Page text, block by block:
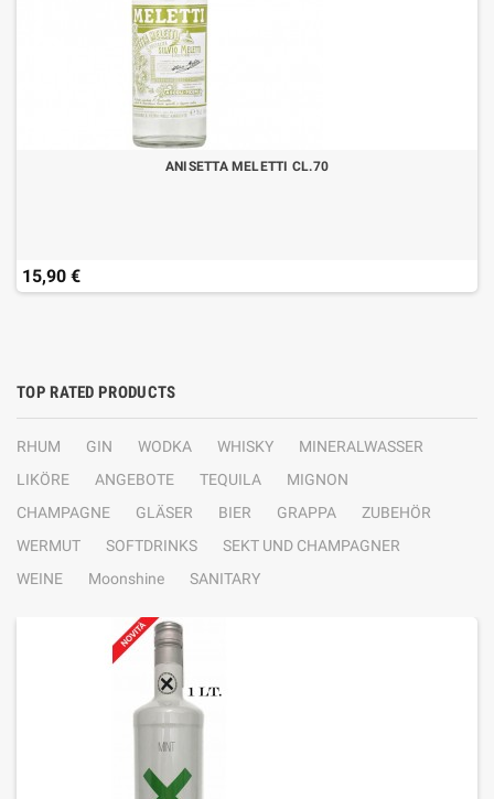
ANISETTA MELETTI CL.70
15,90 €
TOP RATED PRODUCTS
RHUM GIN WODKA WHISKY
MINERALWASSER
LIKÖRE
ANGEBOTE TEQUILA
MIGNON
CHAMPAGNE
GLÄSER BIER GRAPPA
ZUBEHÖR
WERMUT
SOFTDRINKS
SEKT UND CHAMPAGNER
WEINE
Moonshine SANITARY